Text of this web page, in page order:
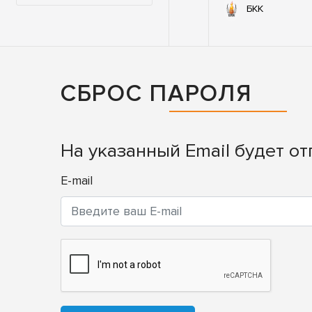
БКК
CБРОС ПАРОЛЯ
На указанный Email будет
E-mail